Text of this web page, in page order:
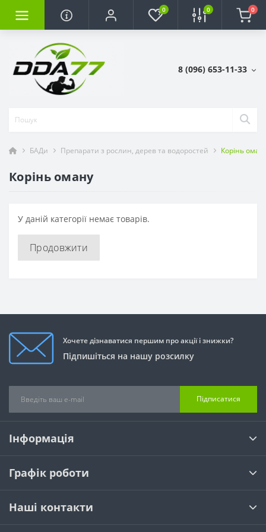
0 0 0
8 (096) 653-11-33
БАДи Препарати з рослин, дерев та водоростей Корінь
Корінь оману
У даній категорії немає товарів.
Продовжити
Хочете дізнаватися першим про акції і знижки?
Підпишіться на нашу розсилку
Підписатися
Інформація
Графік роботи
Наші контакти